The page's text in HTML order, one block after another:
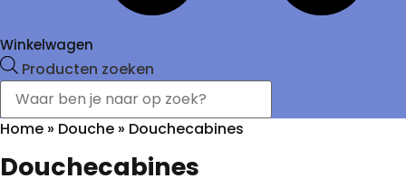
Winkelwagen
Producten zoeken
Home » Douche » Douchecabines
Douchecabines